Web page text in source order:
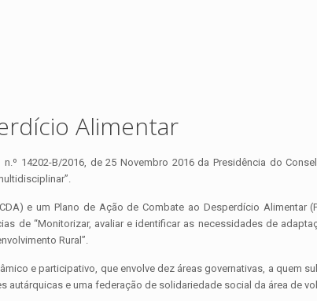
Alimentar
14202-B/2016, de 25 Novembro 2016 da Presidência do
e um Plano de Ação de Combate ao Desperdício Alimentar
de “Monitorizar, avaliar e identificar as necessidades de
Rural”.
e participativo, que envolve dez áreas governativas, a quem
autárquicas e uma federação de solidariedade social da área de